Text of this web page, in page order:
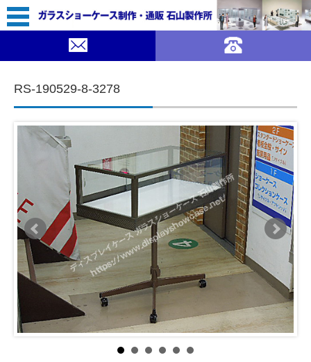
RS-190529-8-3278